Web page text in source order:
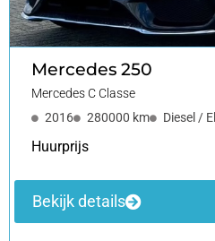
Mercedes 250
Mercedes C Classe
2016
280000 km Diesel /
Huurprijs
Bekijk details